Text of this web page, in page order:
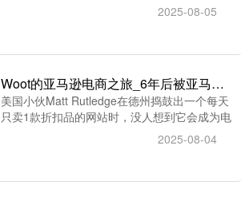
户涉嫌违规，要求通过视频面谈方式验证身
份，否则将冻结资金、限制销售权限。然而，
账号被卡在排队界面数日无果，焦虑情绪持续
2025-08-05
Woot的亚马逊电商之旅_6年后被亚马逊以1.1亿美元收入麾下
美国小伙Matt Rutledge在德州捣鼓出一个每天
只卖1款折扣品的网站时，没人想到它会成为电
商促销模式的鼻祖。这个取名自带欢呼声
的“Woot！”（呜噢！），用“秒杀+未知惊喜”的
入麾下，却倔强保持独立运营至今。
2025-08-04